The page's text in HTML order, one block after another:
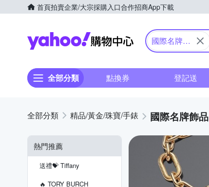
首頁拍賣企業/大宗採購入口合作招商App下載
Yahoo購物中心
國際名牌飾
全部分類 點換券 登記送
精品/黃金/珠寶/手錶 國際名牌飾品
熱門推薦
送禮💝 Tiffany
🔥 TORY BURCH